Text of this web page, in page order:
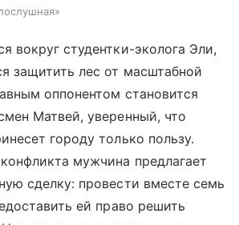
вокруг студентки-эколога Эли,
защитить лес от масштабной
оппонентом становится
Матвей, уверенный, что
городу только пользу.
мужчина предлагает
сделку: провести вместе семь
ей право решить